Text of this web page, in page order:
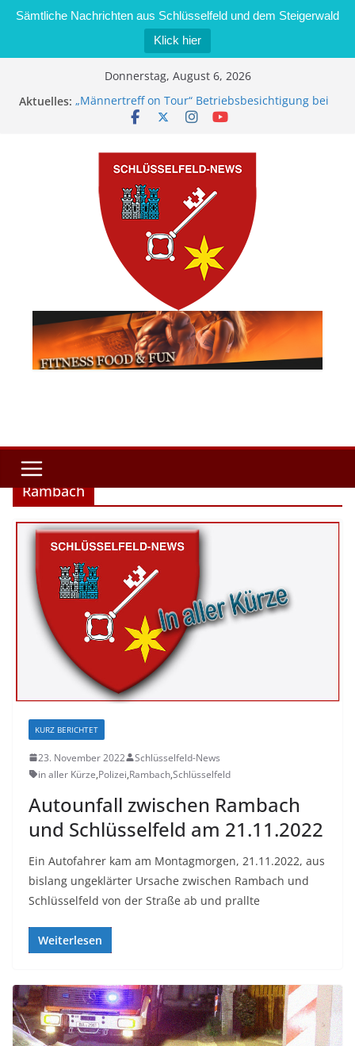
Sämtliche Nachrichten aus Schlüsselfeld und dem Steigerwald
Klick hier
Donnerstag, August 6, 2026
Aktuelles: „Männertreff on Tour“ Betriebsbesichtigung bei
der Schreinerei Zimmermann GmbH
Brand in Sägewerk in Bernroth schnell unter
Kontrolle
Stadt Schlüsselfeld bietet Online-Anmeldung für
Kindergartenplätze an
Dieseldiebstahl im Wert von 600 Euro
Rambach
KURZ BERICHTET
23. November 2022
Schlüsselfeld-News
in aller Kürze,Polizei,Rambach,Schlüsselfeld
Autounfall zwischen Rambach
und Schlüsselfeld am 21.11.2022
Ein Autofahrer kam am Montagmorgen, 21.11.2022, aus
bislang ungeklärter Ursache zwischen Rambach und
Schlüsselfeld von der Straße ab und prallte
Weiterlesen